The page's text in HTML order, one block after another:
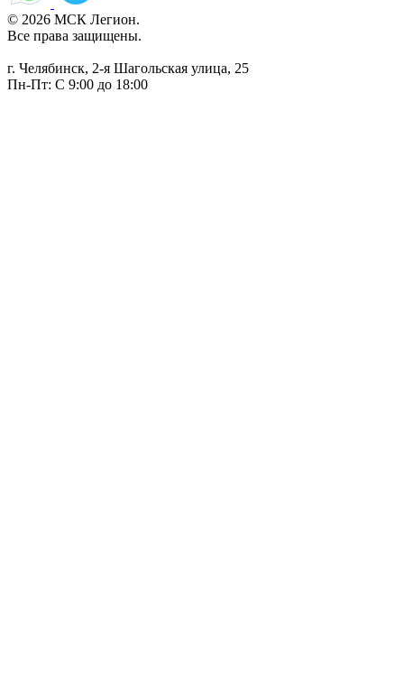
© 2026 МСК Легион.
Все права защищены.
г. Челябинск, 2-я Шагольская улица, 25
Пн-Пт: С 9:00 до 18:00